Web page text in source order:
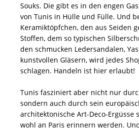
Souks. Die gibt es in den engen
von Tunis in Hülle und Fülle. Und
Keramiktöpfchen, den aus Seiden
Stoffen, dem so typischen
den schmucken Ledersandalen,
kunstvollen Gläsern, wird jedes
schlagen. Handeln ist hier erlaubt!
Tunis fasziniert aber nicht nur
sondern auch durch sein
architektonische Art-Deco-Ergüsse
wohl an Paris erinnern werden.